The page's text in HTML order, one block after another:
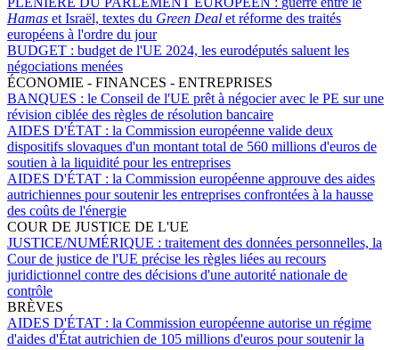
Hamas et Israël, textes du Green Deal et réforme des traités
européens à l'ordre du jour
BUDGET : budget de l'UE 2024, les eurodéputés saluent les
négociations menées
ÉCONOMIE - FINANCES - ENTREPRISES
BANQUES : le Conseil de l'UE prêt à négocier avec le PE sur une
révision ciblée des règles de résolution bancaire
AIDES D'ÉTAT : la Commission européenne valide deux
dispositifs slovaques d'un montant total de 560 millions d'euros de
soutien à la liquidité pour les entreprises
AIDES D'ÉTAT : la Commission européenne approuve des aides
autrichiennes pour soutenir les entreprises confrontées à la hausse
des coûts de l'énergie
COUR DE JUSTICE DE L'UE
JUSTICE/NUMÉRIQUE : traitement des données personnelles, la
Cour de justice de l'UE précise les règles liées au recours
juridictionnel contre des décisions d'une autorité nationale de
contrôle
BRÈVES
AIDES D'ÉTAT : la Commission européenne autorise un régime
d'aides d'État autrichien de 105 millions d'euros pour soutenir la